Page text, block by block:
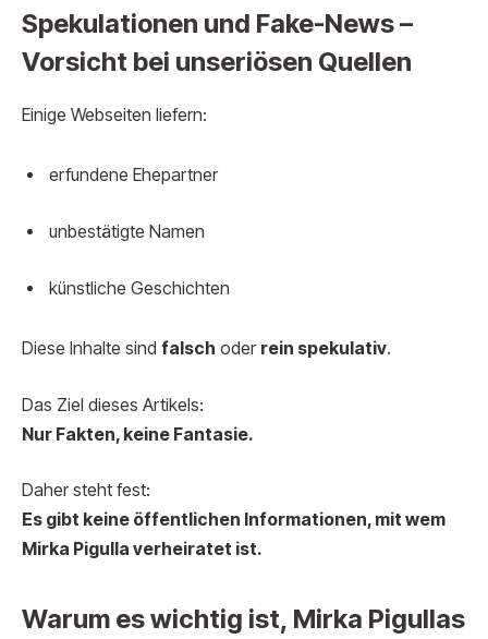
Spekulationen und Fake-News –
Vorsicht bei unseriösen Quellen
Einige Webseiten liefern:
erfundene Ehepartner
unbestätigte Namen
künstliche Geschichten
Diese Inhalte sind falsch oder rein spekulativ.
Das Ziel dieses Artikels:
Nur Fakten, keine Fantasie.
Daher steht fest:
Es gibt keine öffentlichen Informationen, mit wem
Mirka Pigulla verheiratet ist.
Warum es wichtig ist, Mirka Pigullas